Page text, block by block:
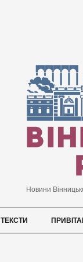
Новини
ТЕКСТИ